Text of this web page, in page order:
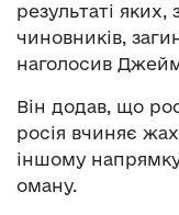
результаті яких,
чиновників,
наголосив
Він додав, що
росія вчиняє
іншому
оману.